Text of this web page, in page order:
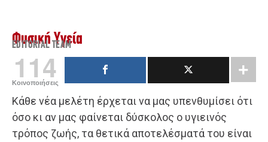
Φυσική Υγεία
EDITORIAL TEAM
114
Κοινοποιήσεις
Κάθε νέα μελέτη έρχεται να μας υπενθυμίσει ότι
όσο κι αν μας φαίνεται δύσκολος ο υγιεινός
τρόπος ζωής, τα θετικά αποτελέσματά του είναι